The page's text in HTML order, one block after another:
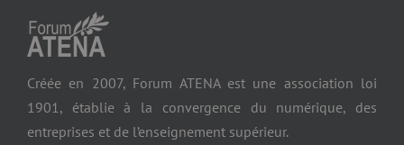
Créée en 2007, Forum ATENA est une association loi
1901, établie à la convergence du numérique, des
entreprises et de l’enseignement supérieur.